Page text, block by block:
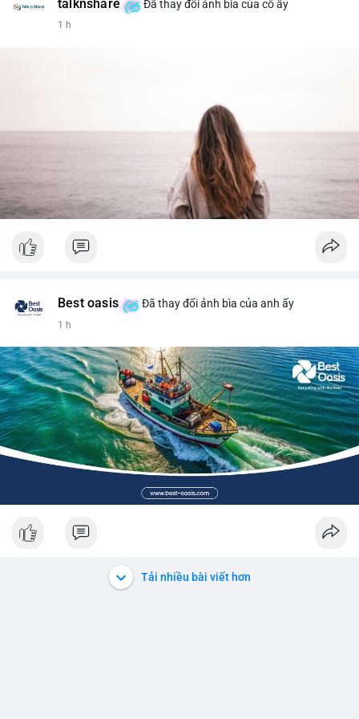
talknshare Đã thay đổi ảnh bìa của cô ấy
1 h
Best oasis Đã thay đổi ảnh bìa của anh ấy
1 h
Tải nhiều bài viết hơn